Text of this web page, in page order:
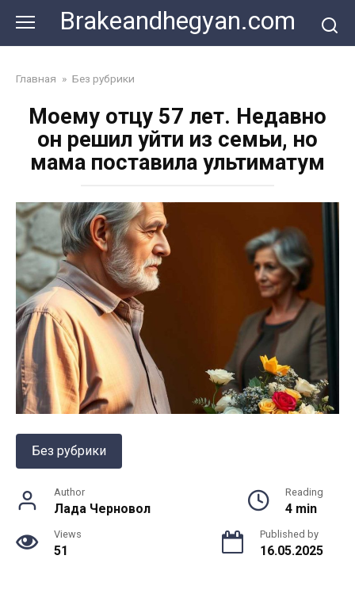
content
Brakeandhegyan.com
Главная » Без рубрики
Моему отцу 57 лет. Недавно
он решил уйти из семьи, но
мама поставила ультиматум
Без рубрики
Author
Лада Черновол
Reading
4 min
Views
51
Published by
16.05.2025